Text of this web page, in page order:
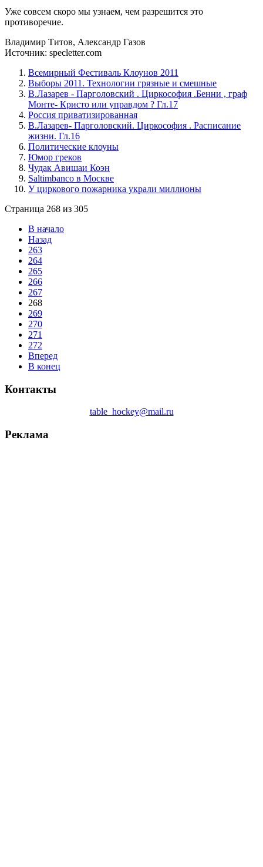
Уже совсем скоро мы узнаем, чем разрешится это
противоречие.
Владимир Титов, Александр Газов
Источник: specletter.com
Всемирный Фестиваль Клоунов 2011
Выборы 2011. Технологии грязные и смешные
В.Лазарев - Парголовский . Циркософия .Бенни , граф
Монте- Кристо или управдом ? Гл.17
Россия приватизированная
В.Лазарев- Парголовский. Циркософия . Расписание
жизни. Гл.16
Политические клоуны
Юмор греков
Чудак Авишаи Коэн
Saltimbanco в Москве
У циркового пожарника украли миллионы
Страница 268 из 305
В начало
Назад
263
264
265
266
267
268
269
270
271
272
Вперед
В конец
Контакты
table_hockey@mail.ru
Реклама